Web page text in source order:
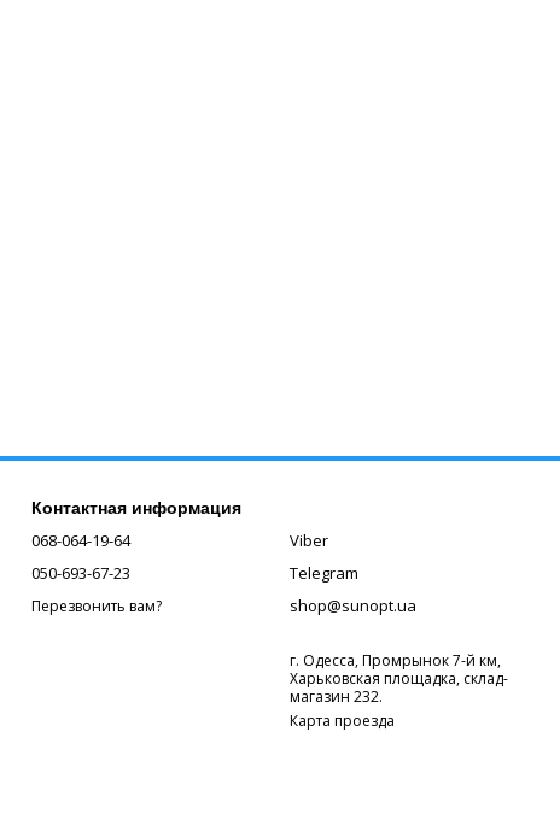
Контактная информация
068-064-19-64
050-693-67-23
Перезвонить вам?
Viber
Telegram
shop@sunopt.ua
г. Одесса, Промрынок 7-й км,
Харьковская площадка, склад-
магазин 232.
Карта проезда